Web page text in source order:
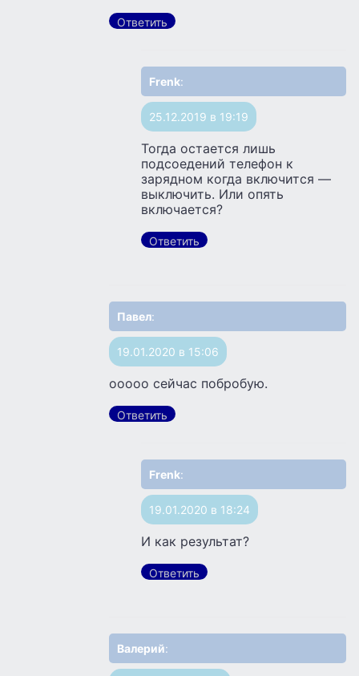
Ответить
Frenk:
25.12.2019 в 19:19
Тогда остается лишь
подсоедений телефон к
зарядном когда включится —
выключить. Или опять
включается?
Ответить
Павел:
19.01.2020 в 15:06
ооооо сейчас побробую.
Ответить
Frenk:
19.01.2020 в 18:24
И как результат?
Ответить
Валерий: